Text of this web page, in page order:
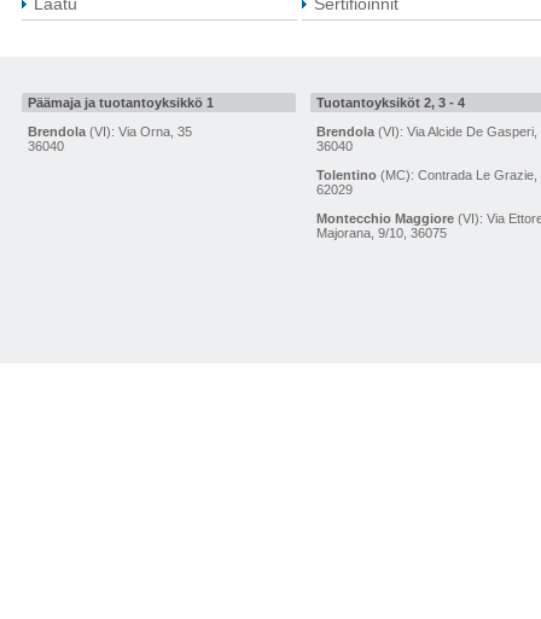
Päämaja ja tuotantoyksikkö 1
Brendola(VI): Via Orna, 35
36040
Tuotantoyksiköt 2, 3 - 4
Brendola(VI): Via Alcide De Gasperi,
36040
Tolentino(MC): Contrada Le Grazie,
62029
Montecchio Maggiore(VI): Via
Majorana, 9/10, 36075